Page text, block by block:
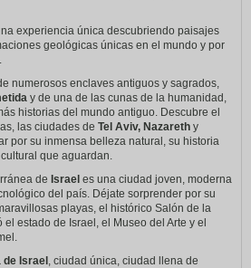
experiencia única descubriendo paisajes
geológicas únicas en el mundo y por
numerosos enclaves antiguos y sagrados,
y de una de las cunas de la humanidad,
historias del mundo antiguo. Descubre el
las ciudades de Tel Aviv, Nazareth y
por su inmensa belleza natural, su historia
que aguardan.
de Israel es una ciudad joven, moderna
del país. Déjate sorprender por su
playas, el histórico Salón de la
estado de Israel, el Museo del Arte y el
Israel , ciudad única, ciudad llena de